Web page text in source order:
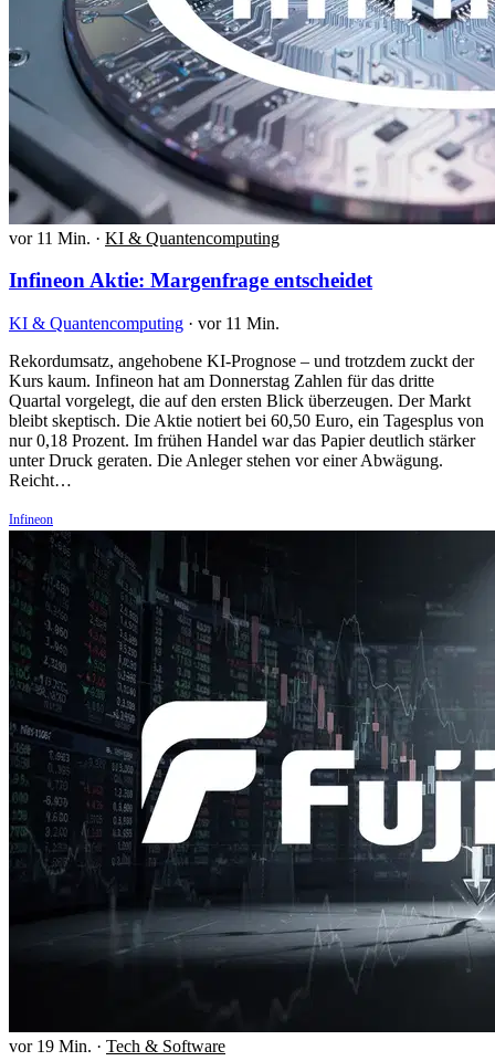
vor 11 Min. · KI & Quantencomputing
Infineon Aktie: Margenfrage entscheidet
KI & Quantencomputing · vor 11 Min.
Rekordumsatz, angehobene KI-Prognose – und trotzdem zuckt der
Kurs kaum. Infineon hat am Donnerstag Zahlen für das dritte
Quartal vorgelegt, die auf den ersten Blick überzeugen. Der Markt
bleibt skeptisch. Die Aktie notiert bei 60,50 Euro, ein Tagesplus von
nur 0,18 Prozent. Im frühen Handel war das Papier deutlich stärker
unter Druck geraten. Die Anleger stehen vor einer Abwägung.
Reicht…
Infineon
vor 19 Min. · Tech & Software